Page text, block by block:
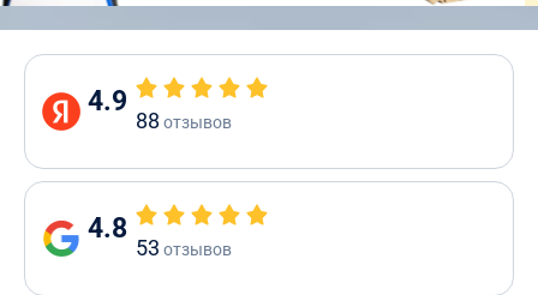
4.9
88 отзывов
4.8
53 отзывов